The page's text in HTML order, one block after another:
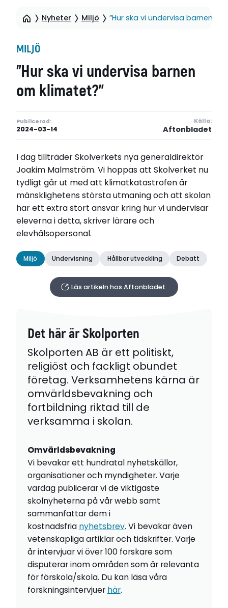
Nyheter Miljö ”Hur ska vi undervisa barnen
MILJÖ
”Hur ska vi undervisa barnen
om klimatet?”
Publicerad:
2024-03-14
Källa:
Aftonbladet
I dag tillträder Skolverkets nya generaldirektör
Joakim Malmström. Vi hoppas att Skolverket nu
tydligt går ut med att klimatkatastrofen är
mänsklighetens största utmaning och att skolan
har ett extra stort ansvar kring hur vi undervisar
eleverna i detta, skriver lärare och
elevhälsopersonal.
Miljö Undervisning Hållbar utveckling Debatt
Läs artikeln hos Aftonbladet
Det här är Skolporten
Skolporten AB är ett politiskt,
religiöst och fackligt obundet
företag. Verksamhetens kärna är
omvärldsbevakning och
fortbildning riktad till de
verksamma i skolan.
Omvärldsbevakning
Vi bevakar ett hundratal nyhetskällor,
organisationer och myndigheter. Varje
vardag publicerar vi de viktigaste
skolnyheterna på vår webb samt
sammanfattar dem i
kostnadsfria nyhetsbrev. Vi bevakar även
vetenskapliga artiklar och tidskrifter. Varje
år intervjuar vi över 100 forskare som
disputerar inom områden som är relevanta
för förskola/skola. Du kan läsa våra
forskningsintervjuer här.